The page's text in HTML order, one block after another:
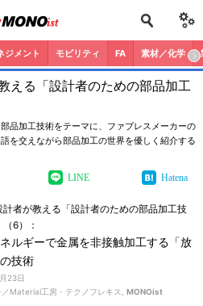
ジメント モビリティ FA 素材／化学
える「設計者のための部品加工
品加工技術をテーマに、ファブレスメーカーの
を交えながら部品加工の世界を優しく紹介する
LINE Hatena
計者が教える「設計者のための部品加工技
6）：
ルギーで金属を非接触加工する「放
技術
23日
Material工房・テクノフレキス, MONOist